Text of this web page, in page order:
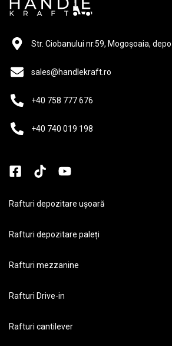
Str. Ciobanului nr.59, Mogoșoaia,
sales@handlekraft.ro
+40 758 777 676
+40 740 019 198
Rafturi depozitare ușoară
Rafturi depozitare paleți
Rafturi mezzanine
Rafturi Drive-in
Rafturi cantilever